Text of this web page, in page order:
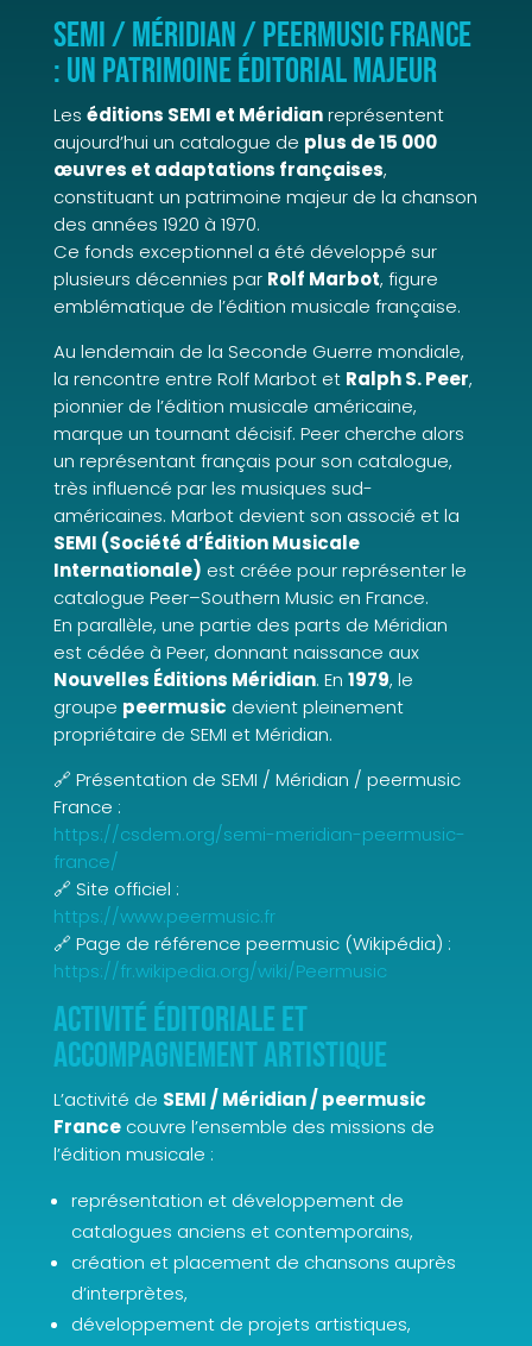
SEMI / Méridian / peermusic France
: un patrimoine éditorial majeur
Les éditions SEMI et Méridianreprésentent
aujourd’hui un catalogue de plus de 15 000
œuvres et adaptations françaises,
constituant un patrimoine majeur de la chanson
des années 1920 à 1970.
Ce fonds exceptionnel a été développé sur
plusieurs décennies par Rolf Marbot, figure
emblématique de l’édition musicale française.
Au lendemain de la Seconde Guerre mondiale,
la rencontre entre Rolf Marbot et Ralph S. Peer,
pionnier de l’édition musicale américaine,
marque un tournant décisif. Peer cherche alors
un représentant français pour son catalogue,
très influencé par les musiques sud-
américaines. Marbot devient son associé et la
SEMI (Société d’Édition Musicale
Internationale) est créée pour représenter le
catalogue Peer–Southern Music en France.
En parallèle, une partie des parts de Méridian
est cédée à Peer, donnant naissance aux
Nouvelles Éditions Méridian. En 1979, le
groupe peermusic devient pleinement
propriétaire de SEMI et Méridian.
🔗 Présentation de SEMI / Méridian / peermusic
France :
https://csdem.org/semi-meridian-peermusic-
france/
🔗 Site officiel :
https://www.peermusic.fr
🔗 Page de référence peermusic (Wikipédia) :
https://fr.wikipedia.org/wiki/Peermusic
Activité éditoriale et
accompagnement artistique
L’activité de SEMI / Méridian / peermusic
Francecouvre l’ensemble des missions de
l’édition musicale :
représentation et développement de
catalogues anciens et contemporains,
création et placement de chansons auprès
d’interprètes,
développement de projets artistiques,